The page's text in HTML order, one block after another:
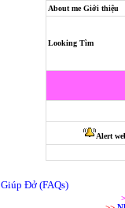
About me Giới thiệu
Looking Tìm
Alert
Giúp Đở (FAQs)